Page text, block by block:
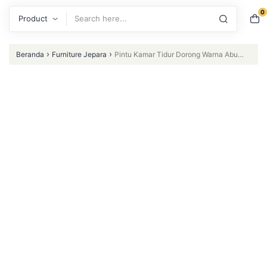
0
Beranda › Furniture Jepara › Pintu Kamar Tidur Dorong Warna Abu